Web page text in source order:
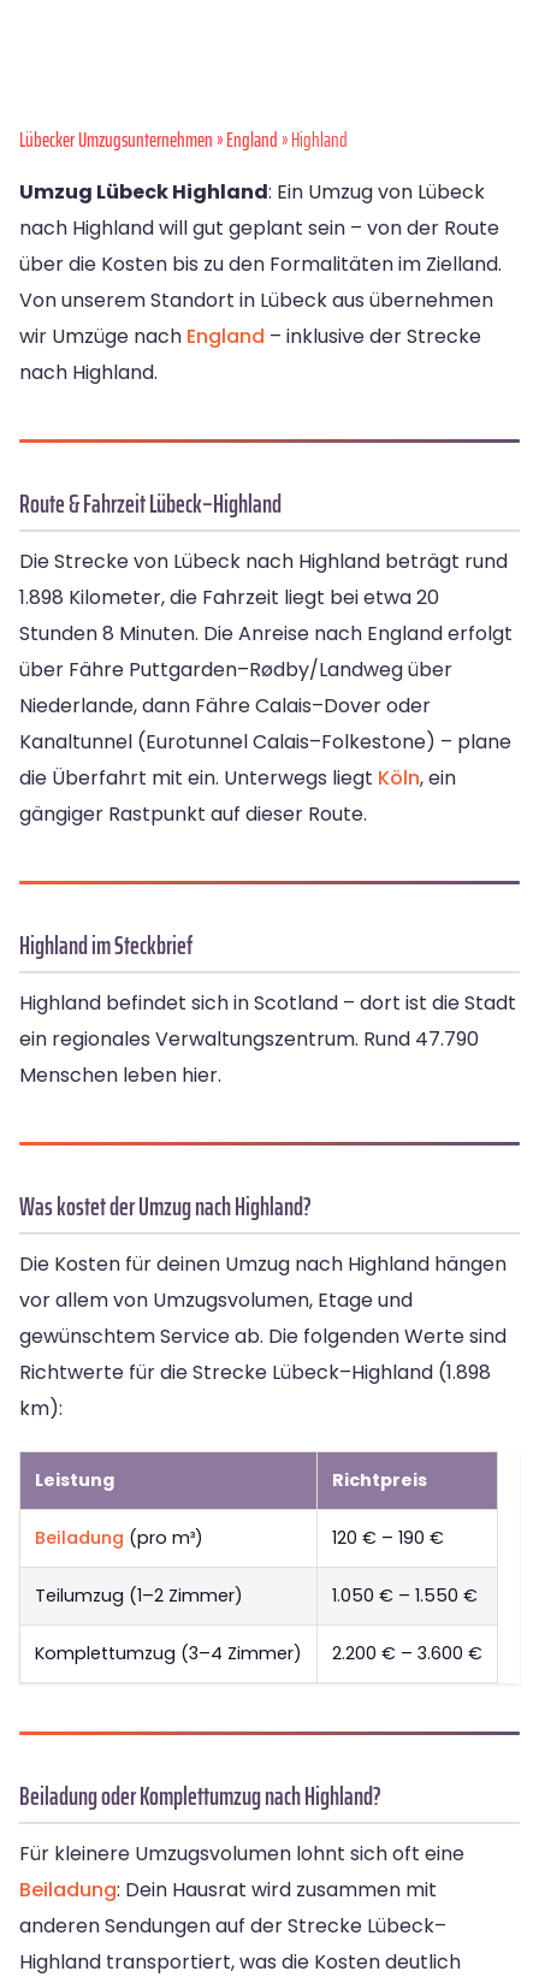
Lübecker Umzugsunternehmen»England» Highland
Umzug Lübeck Highland: Ein Umzug von Lübeck
nach Highland will gut geplant sein – von der Route
über die Kosten bis zu den Formalitäten im Zielland.
Von unserem Standort in Lübeck aus übernehmen
wir Umzüge nach England – inklusive der Strecke
nach Highland.
Route & Fahrzeit Lübeck–Highland
Die Strecke von Lübeck nach Highland beträgt rund
1.898 Kilometer, die Fahrzeit liegt bei etwa 20
Stunden 8 Minuten. Die Anreise nach England erfolgt
über Fähre Puttgarden–Rødby/Landweg über
Niederlande, dann Fähre Calais–Dover oder
Kanaltunnel (Eurotunnel Calais–Folkestone) – plane
die Überfahrt mit ein. Unterwegs liegt Köln, ein
gängiger Rastpunkt auf dieser Route.
Highland im Steckbrief
Highland befindet sich in Scotland – dort ist die Stadt
ein regionales Verwaltungszentrum. Rund 47.790
Menschen leben hier.
Was kostet der Umzug nach Highland?
Die Kosten für deinen Umzug nach Highland hängen
vor allem von Umzugsvolumen, Etage und
gewünschtem Service ab. Die folgenden Werte sind
Richtwerte für die Strecke Lübeck–Highland (1.898
km):
Leistung Richtpreis
Beiladung (pro m³) 120 € – 190 €
Teilumzug (1–2 Zimmer) 1.050 € – 1.550 €
Komplettumzug (3–4 Zimmer) 2.200 € – 3.600 €
Beiladung oder Komplettumzug nach Highland?
Für kleinere Umzugsvolumen lohnt sich oft eine
Beiladung: Dein Hausrat wird zusammen mit
anderen Sendungen auf der Strecke Lübeck–
Highland transportiert, was die Kosten deutlich